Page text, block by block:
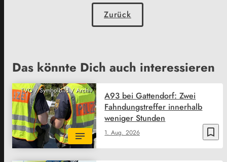
Zurück
Das könnte Dich auch interessieren
TVO / Symbolbild / Archiv
bookmark_border
1. Aug. 2026
A93 bei Gattendorf: Zwei
Fahndungstreffer innerhalb
weniger Stunden